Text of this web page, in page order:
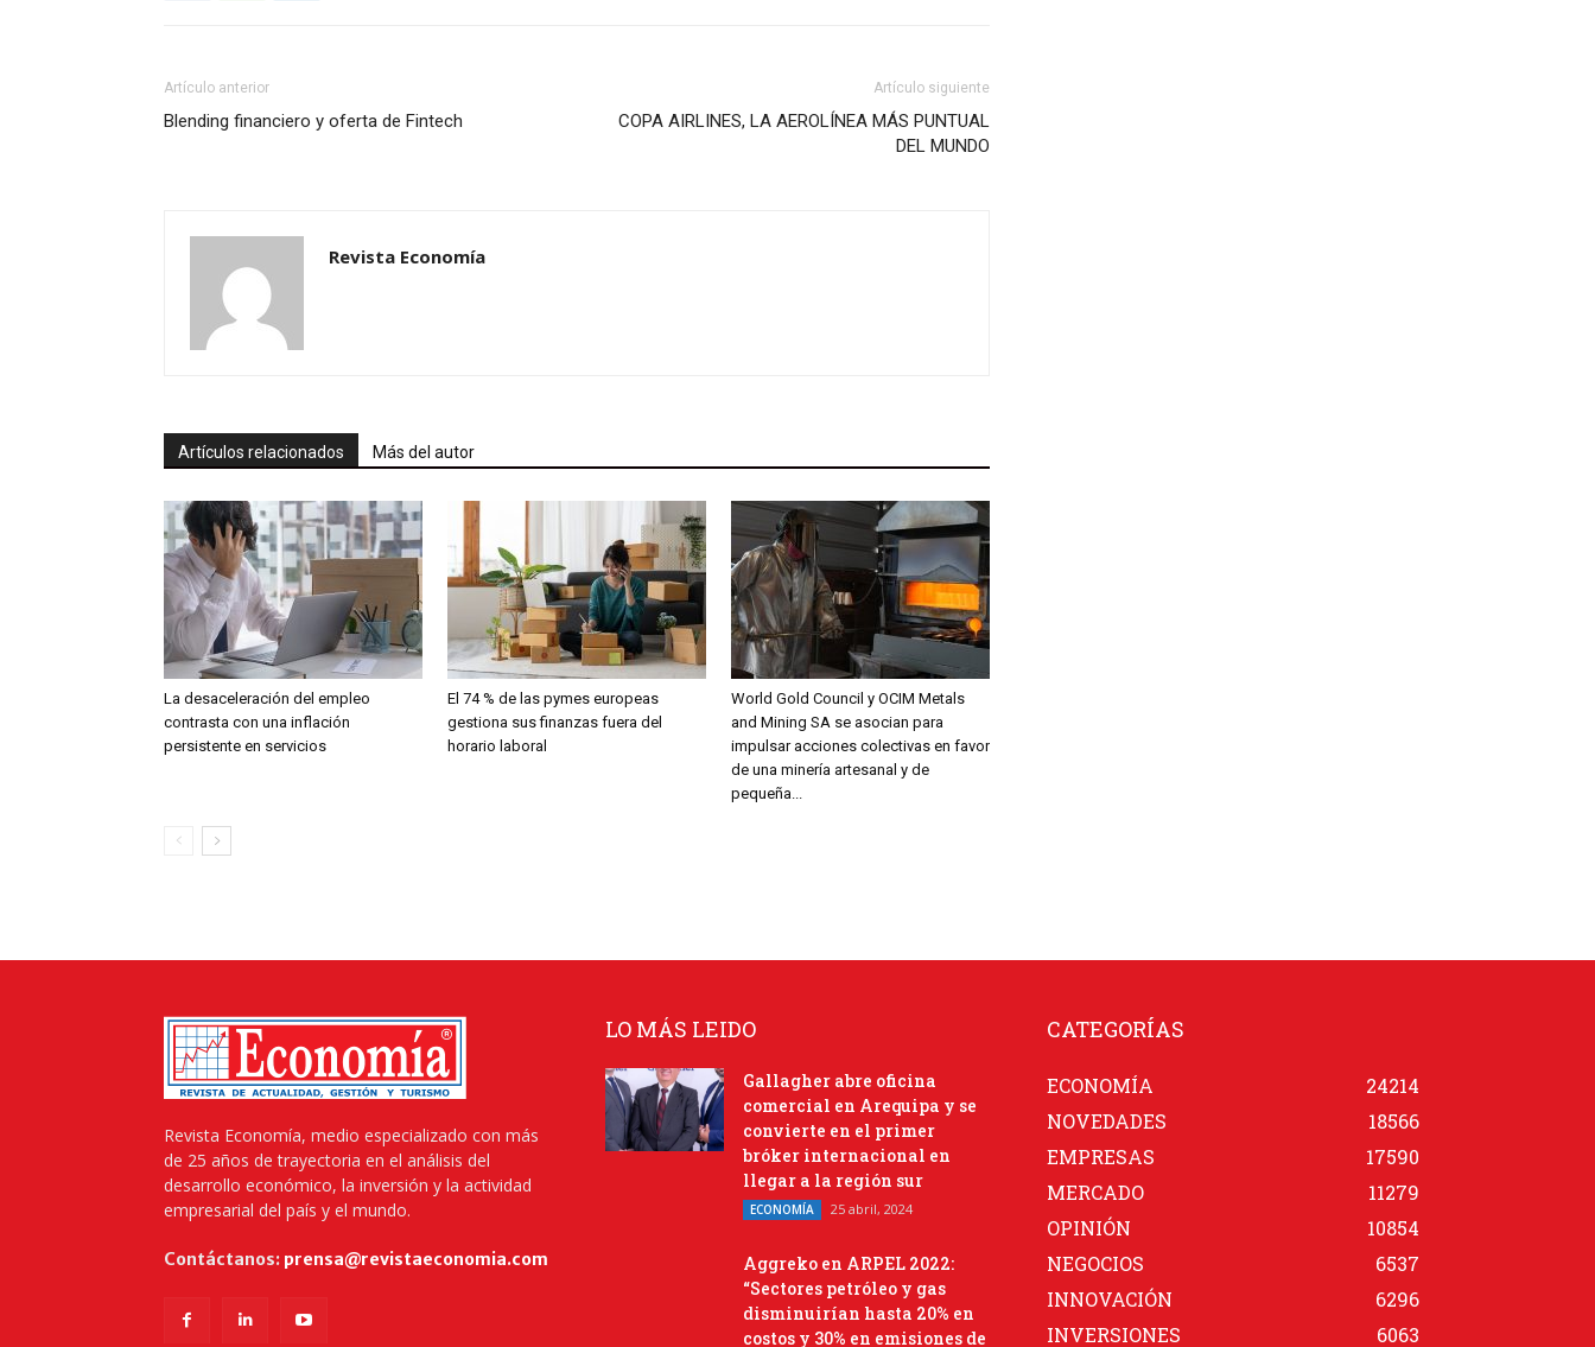
Artículo anterior
Blending financiero y oferta de Fintech
Artículo siguiente
COPA AIRLINES, LA AEROLÍNEA MÁS PUNTUAL
DEL MUNDO
Revista Economía
Artículos relacionados Más del autor
La desaceleración del empleo
contrasta con una inflación
persistente en servicios
El 74 % de las pymes europeas
gestiona sus finanzas fuera del
horario laboral
World Gold Council y OCIM Metals
and Mining SA se asocian para
impulsar acciones colectivas en favor
de una minería artesanal y de
pequeña...
Revista Economía, medio especializado con más
de 25 años de trayectoria en el análisis del
desarrollo económico, la inversión y la actividad
empresarial del país y el mundo.
Contáctanos: prensa@revistaeconomia.com
LO MÁS LEIDO
Gallagher abre oficina
comercial en Arequipa y se
convierte en el primer
bróker internacional en
llegar a la región sur
ECONOMÍA 25 abril, 2024
Aggreko en ARPEL 2022:
“Sectores petróleo y gas
disminuirían hasta 20% en
costos y 30% en emisiones de
CATEGORÍAS
ECONOMÍA
24214
NOVEDADES
18566
EMPRESAS
17590
MERCADO
11279
OPINIÓN
10854
NEGOCIOS
6537
INNOVACIÓN
6296
INVERSIONES
6063